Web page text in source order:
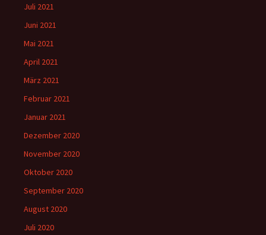
Juli 2021
Juni 2021
Mai 2021
April 2021
März 2021
Februar 2021
Januar 2021
Dezember 2020
November 2020
Oktober 2020
September 2020
August 2020
Juli 2020